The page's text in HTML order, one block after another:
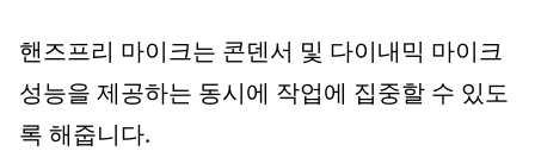
핸즈프리 마이크는 콘덴서 및 다이내믹 마이크
성능을 제공하는 동시에 작업에 집중할 수 있도
록 해줍니다.